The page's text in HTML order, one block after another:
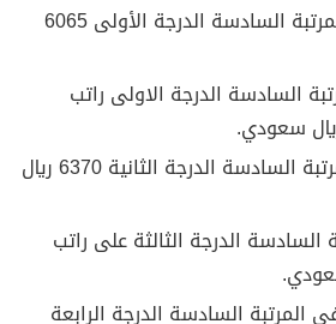
راتب الموظف في المرتبة السادسة الدرجة الأولى 6065
السادسة الدرجة الاولى راتب
يبلغ راتب موظف المرتبة السادسة الدرجة الثانية 6370 ريال
الدرجة الثالثة على راتب
المرتبة السادسة الدرجة الرابعة